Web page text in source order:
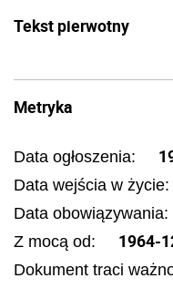
Tekst pierwotny
Metryka
Data ogłoszenia:
Data wejścia w życie:
Data obowiązywania:
Z mocą od: 1964-
Dokument traci